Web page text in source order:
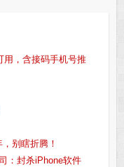
用，含接码手机号推
别瞎折腾！
：封杀iPhone软件